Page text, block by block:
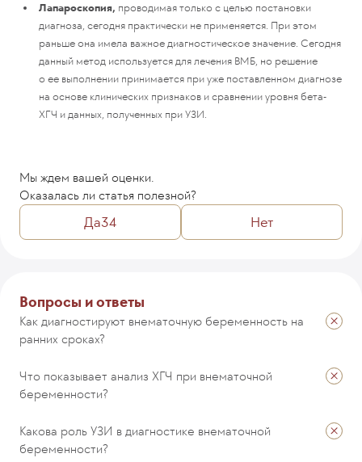
Лапароскопия, проводимая только с целью постановки
диагноза, сегодня практически не применяется. При этом
раньше она имела важное диагностическое значение. Сегодня
данный метод используется для лечения ВМБ, но решение
о ее выполнении принимается при уже поставленном диагнозе
на основе клинических признаков и сравнении уровня бета-
ХГЧ и данных, полученных при УЗИ.
Мы ждем вашей оценки.
Оказалась ли статья полезной?
Да34 Нет
Вопросы и ответы
Как диагностируют внематочную беременность на
ранних сроках?
Что показывает анализ ХГЧ при внематочной
беременности?
Какова роль УЗИ в диагностике внематочной
беременности?